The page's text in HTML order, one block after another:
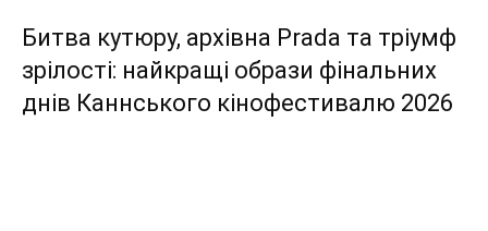
Битва кутюру, архівна Prada та тріумф
зрілості: найкращі образи фінальних
днів Каннського кінофестивалю 2026